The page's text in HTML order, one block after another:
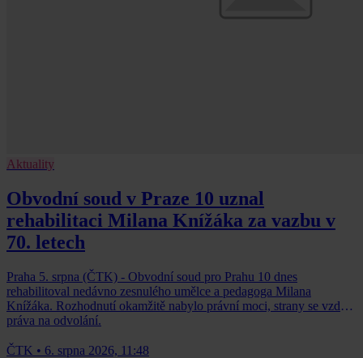
Aktuality
Obvodní soud v Praze 10 uznal
rehabilitaci Milana Knížáka za vazbu v
70. letech
Praha 5. srpna (ČTK) - Obvodní soud pro Prahu 10 dnes
rehabilitoval nedávno zesnulého umělce a pedagoga Milana
Knížáka. Rozhodnutí okamžitě nabylo právní moci, strany se vzdaly
práva na odvolání.
ČTK • 6. srpna 2026, 11:48